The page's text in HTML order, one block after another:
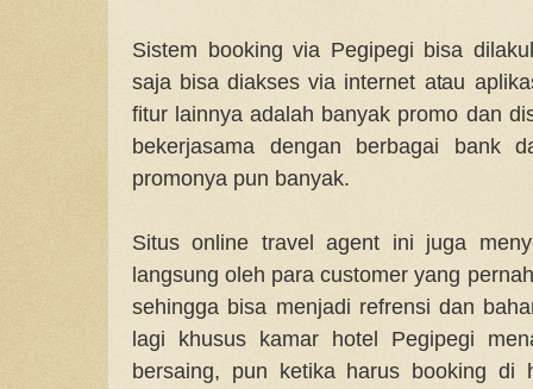
Sistem booking via Pegipegi bisa
saja bisa diakses via internet atau
fitur lainnya adalah banyak promo dan
bekerjasama dengan berbagai bank
promonya pun banyak.
Situs online travel agent ini juga
langsung oleh para customer yang
sehingga bisa menjadi refrensi dan
lagi khusus kamar hotel Pegipegi
bersaing, pun ketika harus booking di